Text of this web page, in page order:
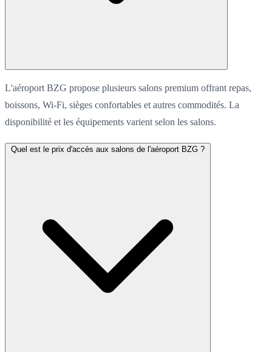
L'aéroport BZG propose plusieurs salons premium offrant repas,
boissons, Wi-Fi, sièges confortables et autres commodités. La
disponibilité et les équipements varient selon les salons.
Quel est le prix d'accès aux salons de l'aéroport BZG ?